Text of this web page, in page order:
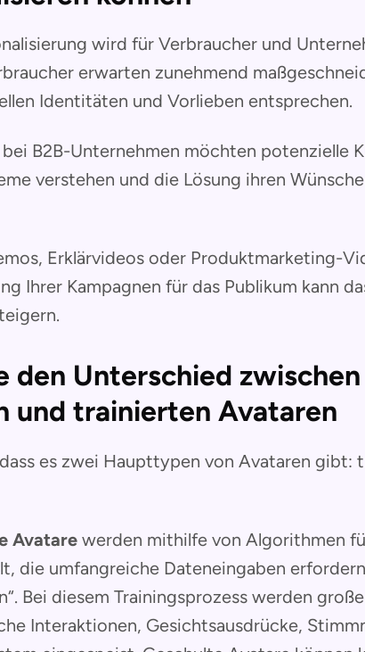
wird für Verbraucher und
erwarten zunehmend
Identitäten und Vorlieben entsprechen.
B2B-Unternehmen möchten potenzielle
verstehen und die Lösung ihren
Erklärvideos oder Produktmarketing-
Ihrer Kampagnen für das Publikum kann
den Unterschied
und trainierten Avataren
es zwei Haupttypen von Avataren gibt:
Avatare werden mithilfe von Algorithmen
die umfangreiche Dateneingaben
Bei diesem Trainingsprozess werden
Interaktionen, Gesichtsausdrücke,